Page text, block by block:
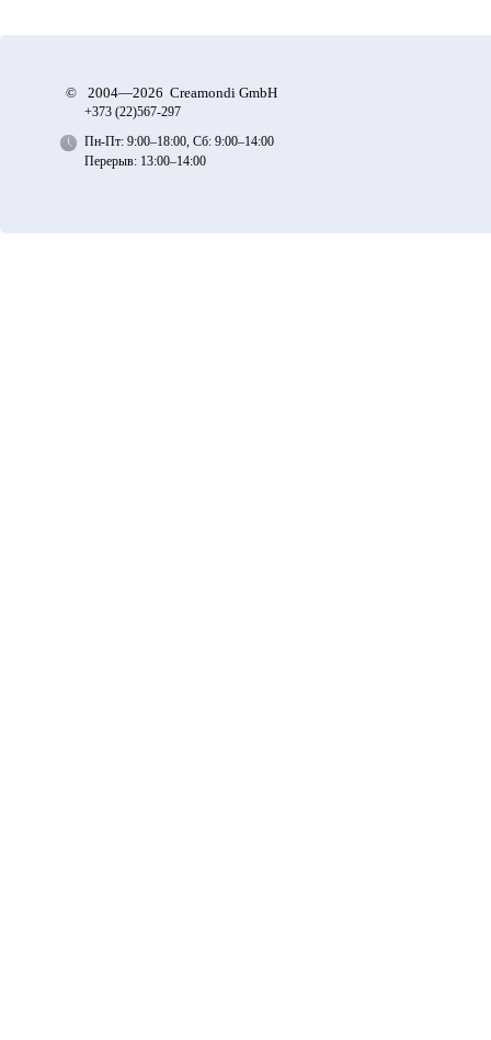
© 2004—2026 Creamondi GmbH
+373 (22)567-297
Пн-Пт: 9:00–18:00, Сб: 9:00–14:00
Перерыв: 13:00–14:00